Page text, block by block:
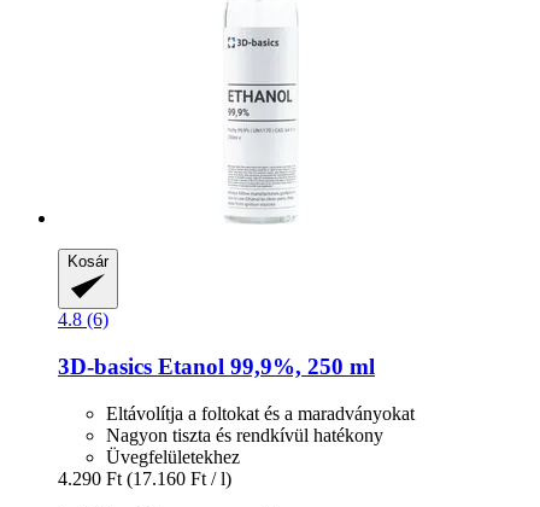
Kosár
4.8 (6)
3D-basics Etanol 99,9%, 250 ml
Eltávolítja a foltokat és a maradványokat
Nagyon tiszta és rendkívül hatékony
Üvegfelületekhez
4.290 Ft (17.160 Ft / l)